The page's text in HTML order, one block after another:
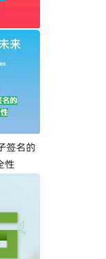
一步
签名的
性